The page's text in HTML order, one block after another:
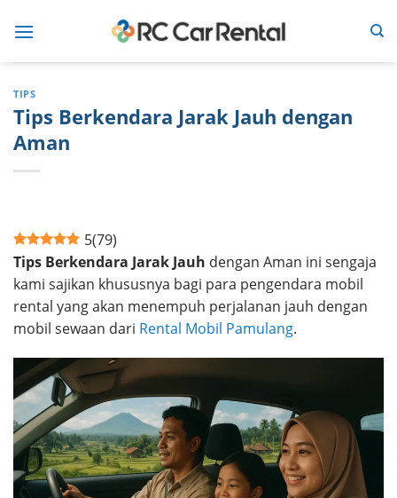
TIPS
Tips Berkendara Jarak Jauh dengan
Aman
5(79)
Tips Berkendara Jarak Jauh dengan Aman ini sengaja
kami sajikan khususnya bagi para pengendara mobil
rental yang akan menempuh perjalanan jauh dengan
mobil sewaan dari Rental Mobil Pamulang.